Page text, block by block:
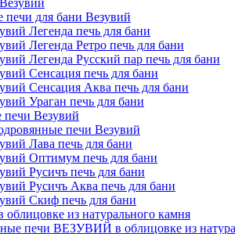
печи для бани Везувий
Легенда печь для бани
Легенда Ретро печь для бани
Легенда Русский пар печь для бани
Сенсация печь для бани
Сенсация Аква печь для бани
Ураган печь для бани
печи Везувий
печи Везувий
Лава печь для бани
Оптимум печь для бани
Русичъ печь для бани
Русичъ Аква печь для бани
Скиф печь для бани
облицовке из натурального камня
печи ВЕЗУВИЙ в облицовке из